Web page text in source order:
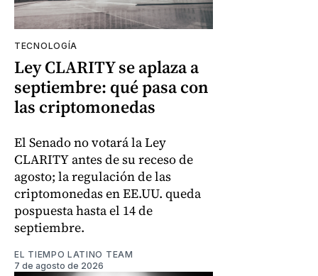
TECNOLOGÍA
Ley CLARITY se aplaza a
septiembre: qué pasa con
las criptomonedas
El Senado no votará la Ley
CLARITY antes de su receso de
agosto; la regulación de las
criptomonedas en EE.UU. queda
pospuesta hasta el 14 de
septiembre.
EL TIEMPO LATINO TEAM
7 de agosto de 2026